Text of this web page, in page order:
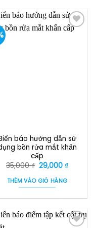
báo hướng dẫn sử
bồn rửa mắt khẩn
cấp
35,000₫ Giá
gốc
là:
35,000 ₫.
29,000₫Giá
THÊM VÀO GIỎ HÀNG